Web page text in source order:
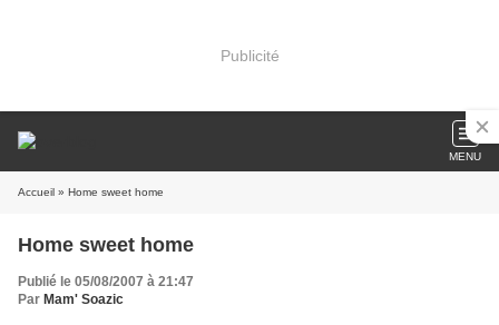
Publicité
MENU
Accueil » Home sweet home
Home sweet home
Publié le 05/08/2007 à 21:47
Par Mam' Soazic